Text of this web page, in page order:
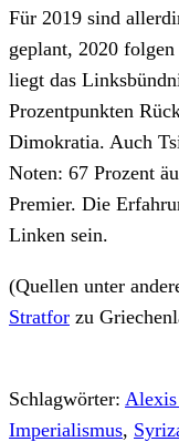
Für 2019 sind
geplant, 2020
liegt das
Prozentpunkten
Dimokratia. Auch
Noten: 67 Prozent
Premier. Die
Linken sein.
(Quellen unter
Stratfor zu
Schlagwörter:
Imperialismus,